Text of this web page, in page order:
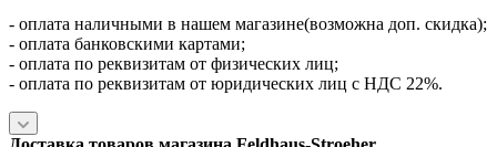
- оплата наличными в нашем магазине(возможна доп. скидка);
- оплата банковскими картами;
- оплата по реквизитам от физических лиц;
- оплата по реквизитам от юридических лиц с НДС 22%.